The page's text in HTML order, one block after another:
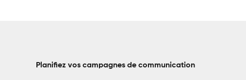
Planifiez vos campagnes de communication